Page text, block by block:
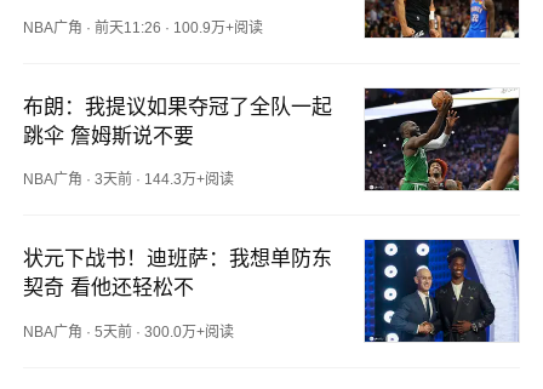
NBA广角 ·前天11:26 · 100.9万+阅读
布朗：我提议如果夺冠了全队一起
跳伞 詹姆斯说不要
NBA广角 ·3天前 · 144.3万+阅读
状元下战书！迪班萨：我想单防东
契奇 看他还轻松不
NBA广角 ·5天前 ·300.0万+阅读